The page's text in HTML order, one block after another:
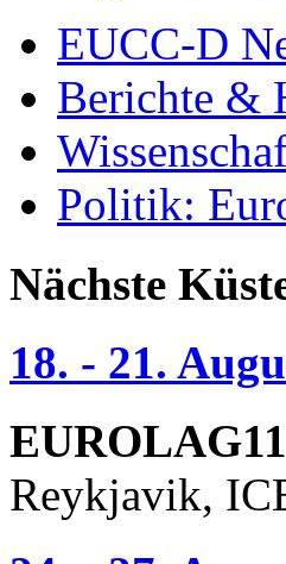
EUCC-D
Berichte &
Politik:
Nächste
18. - 21.
EUROLAG11
Reykjavik,